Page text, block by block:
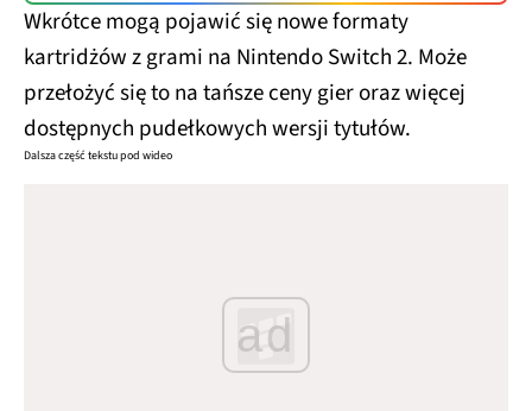
Wkrótce mogą pojawić się nowe formaty
kartridżów z grami na Nintendo Switch 2. Może
przełożyć się to na tańsze ceny gier oraz więcej
dostępnych pudełkowych wersji tytułów.
Dalsza część tekstu pod wideo
ad